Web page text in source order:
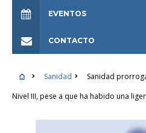
EVENTOS
CONTACTO
Sanidad
Sanidad
Nivel III, pese a que ha habido una